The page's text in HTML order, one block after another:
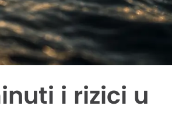
i rizici u